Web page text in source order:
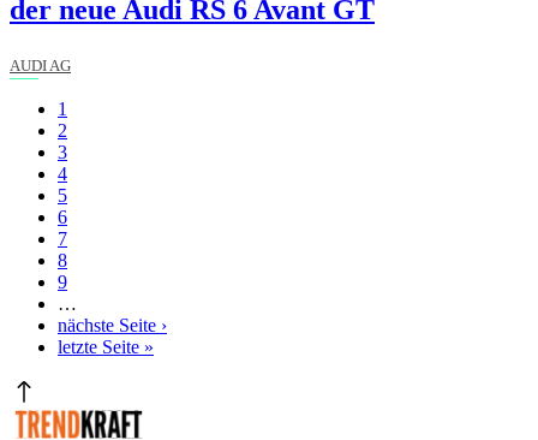
der neue Audi RS 6 Avant GT
AUDI AG
Seitennummerierung
Aktuelle
Seite
1
Seite
2
Seite
3
Seite
4
Seite
5
Seite
6
Seite
7
Seite
8
Seite
9
…
Nächste
Seite
nächste Seite ›
Letzte
letzte Seite »